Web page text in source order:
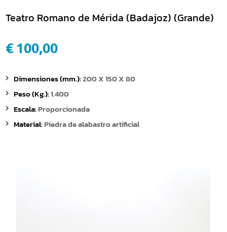
Teatro Romano de Mérida (Badajoz) (Grande)
€ 100,00
Dimensiones (mm.):200 X 150 X 80
Peso (Kg.):1.400
Escala:Proporcionada
Material:Piedra de alabastro artificial